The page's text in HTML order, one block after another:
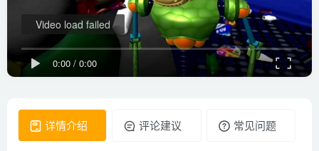
0:00 / 0:00
Video load failed
详情介绍 评论建议 常见问题